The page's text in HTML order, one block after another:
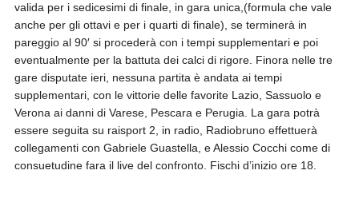
valida per i sedicesimi di finale, in gara unica,(formula che vale
anche per gli ottavi e per i quarti di finale), se terminerà in
pareggio al 90′ si procederà con i tempi supplementari e poi
eventualmente per la battuta dei calci di rigore. Finora nelle tre
gare disputate ieri, nessuna partita è andata ai tempi
supplementari, con le vittorie delle favorite Lazio, Sassuolo e
Verona ai danni di Varese, Pescara e Perugia. La gara potrà
essere seguita su raisport 2, in radio, Radiobruno effettuerà
collegamenti con Gabriele Guastella, e Alessio Cocchi come di
consuetudine fara il live del confronto. Fischi d’inizio ore 18.